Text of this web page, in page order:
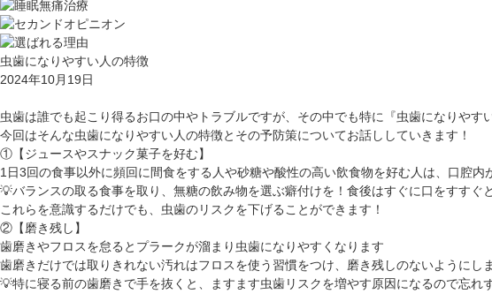
虫歯になりやすい人の特徴
2024年10月19日
虫歯は誰でも起こり得るお口の中やトラブルですが、その中でも特に『虫歯になりやす
今回はそんな虫歯になりやすい人の特徴とその予防策についてお話ししていきます！
①【ジュースやスナック菓子を好む】
1 日3回の食事以外に頻回に間食をする人や砂糖や酸性の高い飲食物を好む人は、口腔
💡バランスの取る食事を取り、無糖の飲み物を選ぶ癖付けを！食後はすぐに口をすすぐ
これらを意識するだけでも、虫歯のリスクを下げることができます！
②【磨き残し】
歯磨きやフロスを怠るとプラークが溜まり虫歯になりやすくなります
歯磨きだけでは取りきれない汚れはフロスを使う習慣をつけ、磨き残しのないようにし
💡特に寝る前の歯磨きで手を抜くと、ますます虫歯リスクを増やす原因になるので忘れ